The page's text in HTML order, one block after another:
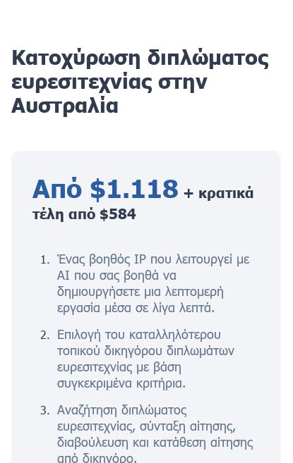
Κατοχύρωση διπλώματος
ευρεσιτεχνίας στην
Αυστραλία
Από $1.118 + κρατικά
τέλη από $584
Ένας βοηθός IP που λειτουργεί με
AI που σας βοηθά να
δημιουργήσετε μια λεπτομερή
εργασία μέσα σε λίγα λεπτά.
Επιλογή του καταλληλότερου
τοπικού δικηγόρου διπλωμάτων
ευρεσιτεχνίας με βάση
συγκεκριμένα κριτήρια.
Αναζήτηση διπλώματος
ευρεσιτεχνίας, σύνταξη αίτησης,
διαβούλευση και κατάθεση αίτησης
από δικηγόρο.